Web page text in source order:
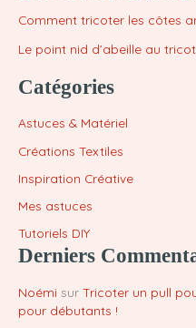
Comment tricoter les côtes
Le point nid d’abeille au
Catégories
Astuces & Matériel
Créations Textiles
Inspiration Créative
Mes astuces
Tutoriels DIY
Derniers
Noémi sur Tricoter un pull
pour débutants !